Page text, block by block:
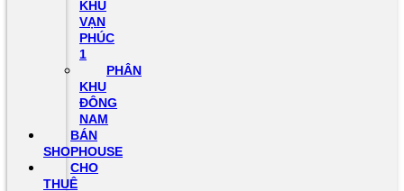
KHU
VẠN
PHÚC
1
PHÂN
KHU
ĐÔNG
NAM
BÁN
SHOPHOUSE
CHO
THUÊ